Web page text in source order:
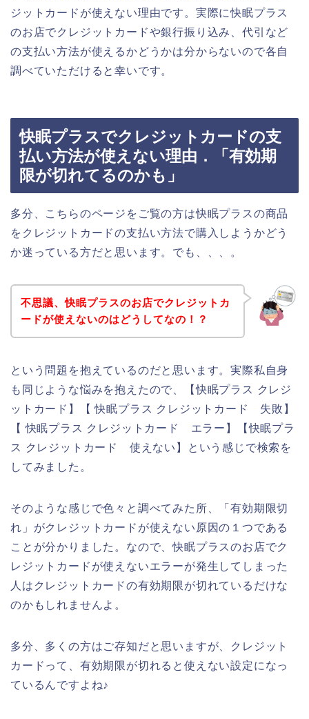
ジットカードが使えない理由です。実際に快眠プラス
のお店でクレジットカードや銀行振り込み、代引など
の支払い方法が使えるかどうかは分からないので各自
調べていただけると幸いです。
快眠プラスでクレジットカードの支
払い方法が使えない理由．「有効期
限が切れてるのかも」
多分、こちらのページをご覧の方は快眠プラスの商品
をクレジットカードの支払い方法で購入しようかどう
か迷っている方だと思います。でも、、、。
不思議、快眠プラスのお店でクレジットカ
ードが使えないのはどうしてなの！？
という問題を抱えているのだと思います。実際私自身
も同じような悩みを抱えたので、【快眠プラス クレジ
ットカード】【 快眠プラス クレジットカード 失敗】
【 快眠プラス クレジットカード エラー】【快眠プラ
ス クレジットカード 使えない】という感じで検索を
してみました。
そのような感じで色々と調べてみた所、「有効期限切
れ」がクレジットカードが使えない原因の１つである
ことが分かりました。なので、快眠プラスのお店でク
レジットカードが使えないエラーが発生してしまった
人はクレジットカードの有効期限が切れているだけな
のかもしれませんよ。
多分、多くの方はご存知だと思いますが、クレジット
カードって、有効期限が切れると使えない設定になっ
ているんですよね♪